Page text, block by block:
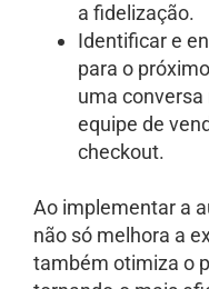
a fidelização.
Identificar e
para o
uma
equipe de
checkout.
Ao implementar a
não só melhora a
também otimiza o